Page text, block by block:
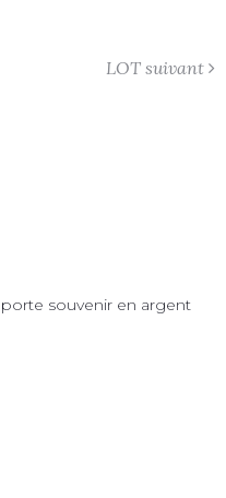
LOT suivant
souvenir en argent